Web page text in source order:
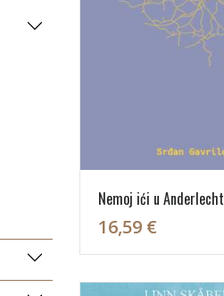
Nemoj ići u Anderlecht
16,59 €